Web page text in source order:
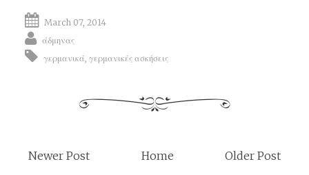
March 07, 2014
άδμηνας
γερμανικά, γερμανικές ασκήσεις
Newer Post Older Post
Home